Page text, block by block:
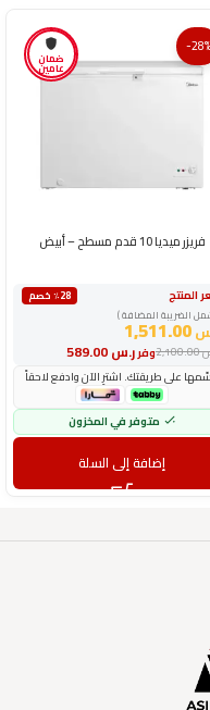
ضمان
عامين
-28%
فريزر ميديا 10 قدم مسطح – أبيض
المنتج
٪28 خصم
الضريبة المضافة )1,511.00
وفرر.س
2,100.00
على طريقتك. اشترِ الآن وادفع لاحقاً
متوفر في المخزون
إضافة إلى السلة